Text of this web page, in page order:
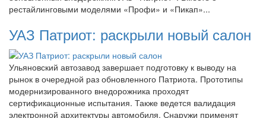
рестайлинговыми моделями «Профи» и «Пикап»...
УАЗ Патриот: раскрыли новый салон
Ульяновский автозавод завершает подготовку к выводу на
рынок в очередной раз обновленного Патриота. Прототипы
модернизированного внедорожника проходят
сертификационные испытания. Также ведется валидация
электронной архитектуры автомобиля. Снаружи применят